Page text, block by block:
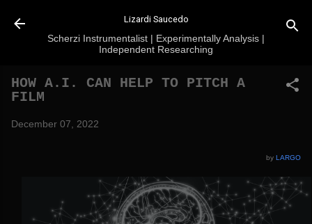
Skip to main content
Lizardi Saucedo
Scherzi Instrumentalist | Experimentally Analysis |
Independent Researching
HOW A.I. CAN HELP TO PITCH A
FILM
December 07, 2022
by LARGO